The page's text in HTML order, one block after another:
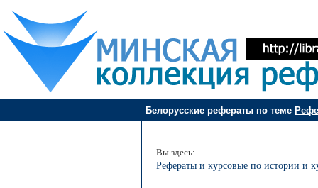
Белорусские рефераты по теме
Вы здесь:
Рефераты и курсовые по истории и